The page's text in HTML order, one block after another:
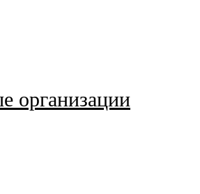
организации